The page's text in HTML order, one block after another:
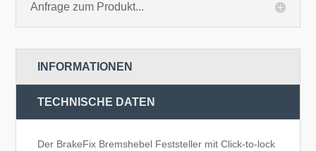
Anfrage zum Produkt...
INFORMATIONEN
TECHNISCHE DATEN
Der BrakeFix Bremshebel Feststeller mit Click-to-lock